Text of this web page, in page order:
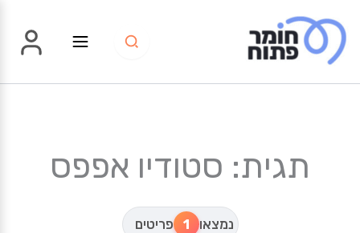
לתוכן
תגית: סטודיו אפפס
נמצאו 1 פריטים